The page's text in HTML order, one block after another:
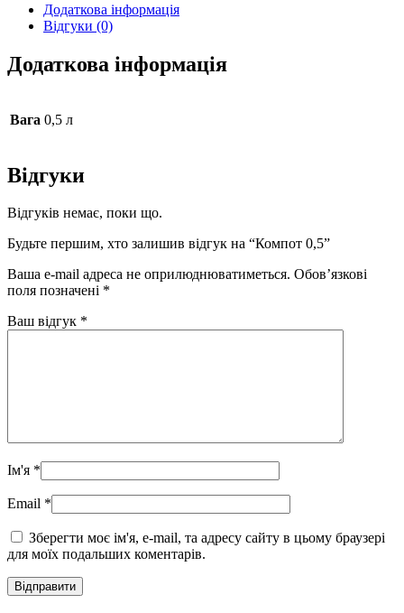
Додаткова інформація
Відгуки (0)
Додаткова інформація
Вага 0,5 л
Відгуки
Відгуків немає, поки що.
Будьте першим, хто залишив відгук на “Компот 0,5”
Ваша e-mail адреса не оприлюднюватиметься. Обов’язкові
поля позначені *
Ваш відгук *
Ім'я *
Email *
Зберегти моє ім'я, e-mail, та адресу сайту в цьому браузері
для моїх подальших коментарів.